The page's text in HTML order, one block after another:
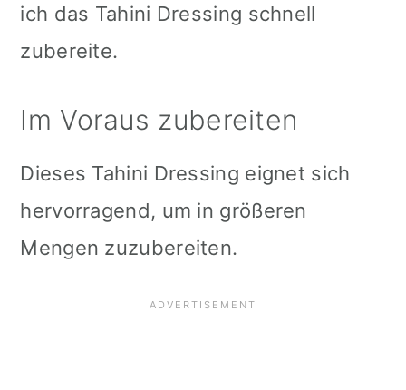
ich das Tahini Dressing schnell
zubereite.
Im Voraus zubereiten
Dieses Tahini Dressing eignet sich
hervorragend, um in größeren
Mengen zuzubereiten.